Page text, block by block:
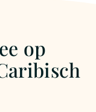
op